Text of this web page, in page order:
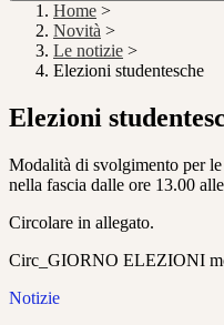
Home >
Novità >
Le notizie >
Elezioni studentesche
Elezioni
Modalità di svolgimento per
nella fascia dalle ore 13.00
Circolare in allegato.
Circ_GIORNO ELEZIONI
Notizie